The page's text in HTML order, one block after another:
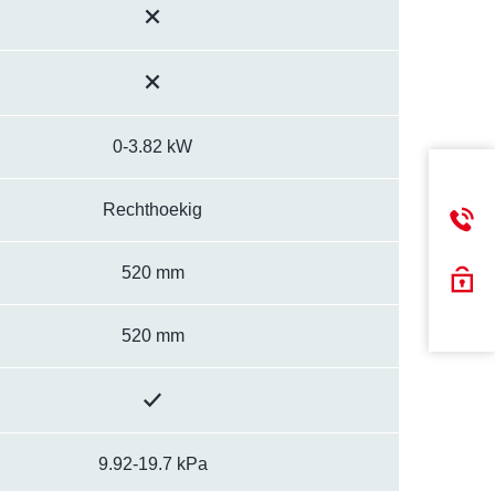
0-3.82 kW
Rechthoekig
520 mm
520 mm
9.92-19.7 kPa